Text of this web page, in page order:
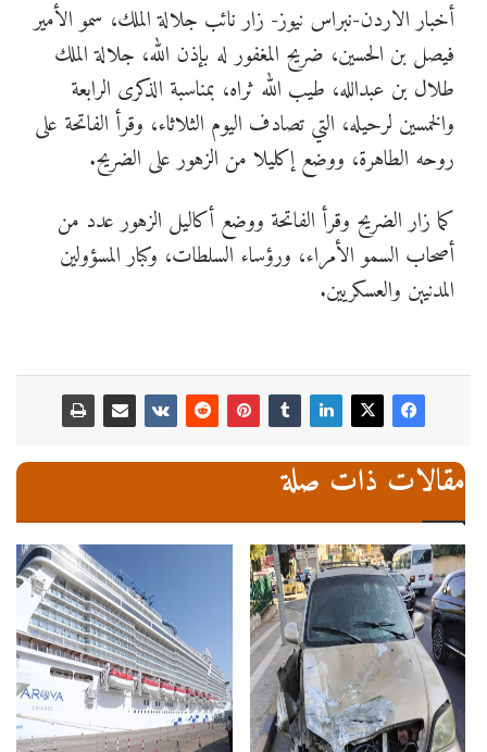
أخبار الاردن-نبراس نيوز- زار نائب جلالة الملك، سمو الأمير
فيصل بن الحسين، ضريح المغفور له بإذن الله، جلالة الملك
طلال بن عبدالله، طيب الله ثراه، بمناسبة الذكرى الرابعة
والخمسين لرحيله، التي تصادف اليوم الثلاثاء، وقرأ الفاتحة على
روحه الطاهرة، ووضع إكليلا من الزهور على الضريح.
كما زار الضريح وقرأ الفاتحة ووضع أكاليل الزهور عدد من
أصحاب السمو الأمراء، ورؤساء السلطات، وكبار المسؤولين
المدنيين والعسكريين.
مقالات ذات صلة